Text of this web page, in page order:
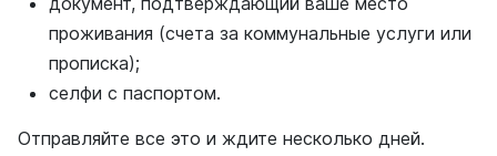
проживания (счета за коммунальные услуги или
прописка);
селфи с паспортом.
Отправляйте все это и ждите несколько дней.